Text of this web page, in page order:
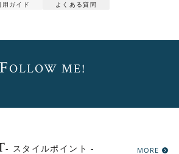
用ガイド よくある質問
FOLLOW ME!
- スタイルポイント - MORE